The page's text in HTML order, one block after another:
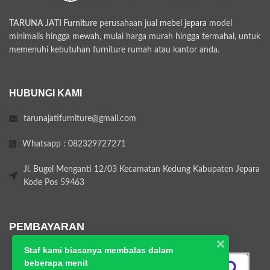
TARUNA JATI Furniture perusahaan jual mebel jepara model
minimalis hingga mewah, mulai harga murah hingga termahal, untuk
memenuhi kebutuhan furniture rumah atau kantor anda.
HUBUNGI KAMI
tarunajatifurniture@gmail.com
Whatsapp : 082329727271
Jl. Bugel Menganti 12/03 Kecamatan Kedung Kabupaten Jepara
Kode Pos 59463
PEMBAYARAN
Staf kami biasanya membalas dalam
beberapa menit